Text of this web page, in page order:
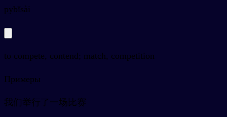
pybǐsài
to compete, contend; match, competition
Примеры
我们举行了一场比赛